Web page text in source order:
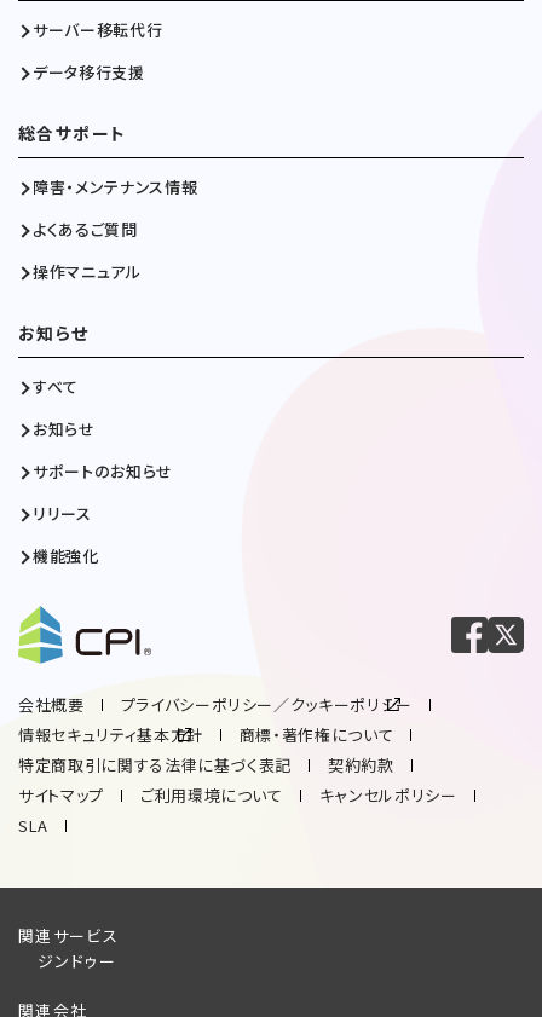
サーバー移転代行
データ移行支援
総合サポート
障害・メンテナンス情報
よくあるご質問
操作マニュアル
お知らせ
すべて
お知らせ
サポートのお知らせ
リリース
機能強化
会社概要
プライバシーポリシー／クッキーポリシー
情報セキュリティ基本方針
商標・著作権について
特定商取引に関する法律に基づく表記
契約約款
サイトマップ
ご利用環境について
キャンセルポリシー
SLA
関連サービス
ジンドゥー
関連会社